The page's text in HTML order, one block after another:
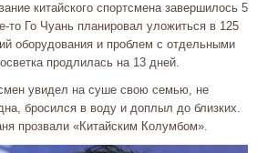
китайского спортсмена завершилось 5
то Го Чуань планировал уложиться в 125
оборудования и проблем с отдельными
продлилась на 13 дней.
увидел на суше свою семью, не
бросился в воду и доплыл до близких.
прозвали «Китайским Колумбом».